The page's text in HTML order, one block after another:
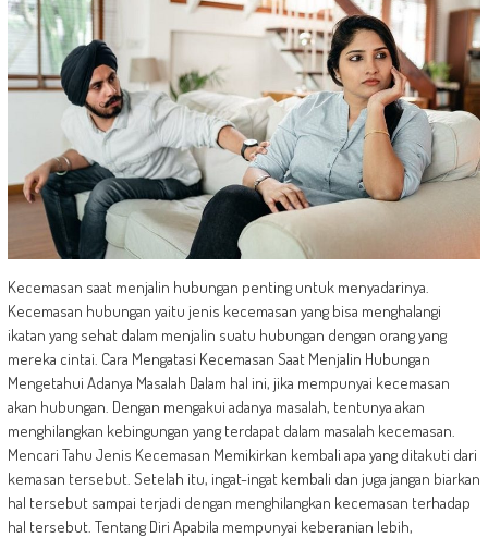
Kecemasan saat menjalin hubungan penting untuk menyadarinya.
Kecemasan hubungan yaitu jenis kecemasan yang bisa menghalangi
ikatan yang sehat dalam menjalin suatu hubungan dengan orang yang
mereka cintai. Cara Mengatasi Kecemasan Saat Menjalin Hubungan
Mengetahui Adanya Masalah Dalam hal ini, jika mempunyai kecemasan
akan hubungan. Dengan mengakui adanya masalah, tentunya akan
menghilangkan kebingungan yang terdapat dalam masalah kecemasan.
Mencari Tahu Jenis Kecemasan Memikirkan kembali apa yang ditakuti dari
kemasan tersebut. Setelah itu, ingat-ingat kembali dan juga jangan biarkan
hal tersebut sampai terjadi dengan menghilangkan kecemasan terhadap
hal tersebut. Tentang Diri Apabila mempunyai keberanian lebih,